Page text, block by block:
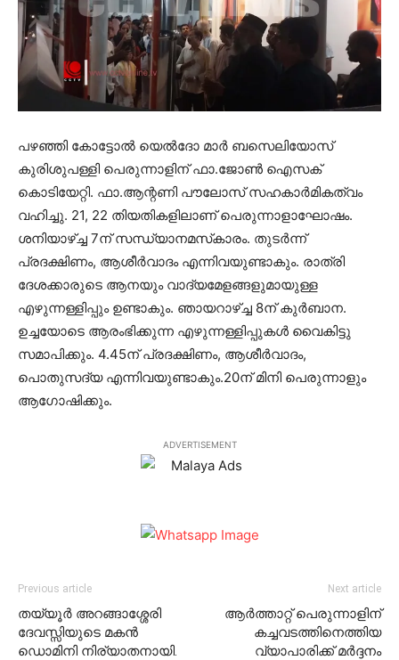
പഴഞ്ഞി കോട്ടോല്‍ യെല്‍ദോ മാര്‍ ബസെലിയോസ്
കുരിശുപള്ളി പെരുന്നാളിന് ഫാ.ജോണ്‍ ഐസക്
കൊടിയേറ്റി. ഫാ.ആന്റണി പൗലോസ് സഹകാര്‍മികത്വം
വഹിച്ചു. 21, 22 തിയതികളിലാണ് പെരുന്നാളാഘോഷം.
ശനിയാഴ്ച്ച 7ന് സന്ധ്യാനമസ്‌കാരം. തുടര്‍ന്ന്
പ്രദക്ഷിണം, ആശീര്‍വാദം എന്നിവയുണ്ടാകും. രാത്രി
ദേശക്കാരുടെ ആനയും വാദ്യമേളങ്ങളുമായുള്ള
എഴുന്നള്ളിപ്പും ഉണ്ടാകും. ഞായറാഴ്ച്ച 8ന് കുര്‍ബാന.
ഉച്ചയോടെ ആരംഭിക്കുന്ന എഴുന്നള്ളിപ്പുകള്‍ വൈകിട്ടു
സമാപിക്കും. 4.45ന് പ്രദക്ഷിണം, ആശീര്‍വാദം,
പൊതുസദ്യ എന്നിവയുണ്ടാകും.20ന് മിനി പെരുന്നാളും
ആഗോഷിക്കും.
ADVERTISEMENT
Previous article
തയ്യൂര്‍ അറങ്ങാശ്ശേരി
ദേവസ്സിയുടെ മകന്‍
ഡൊമിനി നിര്യാതനായി.
Next article
ആര്‍ത്താറ്റ് പെരുന്നാളിന്
കച്ചവടത്തിനെത്തിയ
വ്യാപാരിക്ക് മര്‍ദ്ദനം